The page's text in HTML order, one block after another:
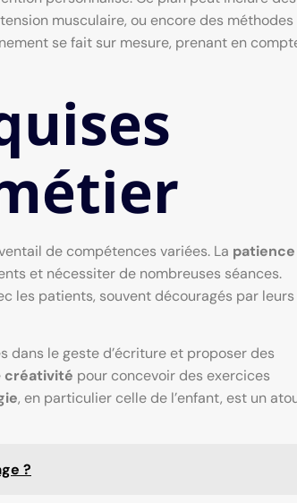
musculaire, ou encore des méthodes
se fait sur mesure, prenant en
de compétences variées. La patience
et nécessiter de nombreuses séances.
les patients, souvent découragés par leurs
le geste d’écriture et proposer des
créativité pour concevoir des exercices
, en particulier celle de l’enfant, est un
?